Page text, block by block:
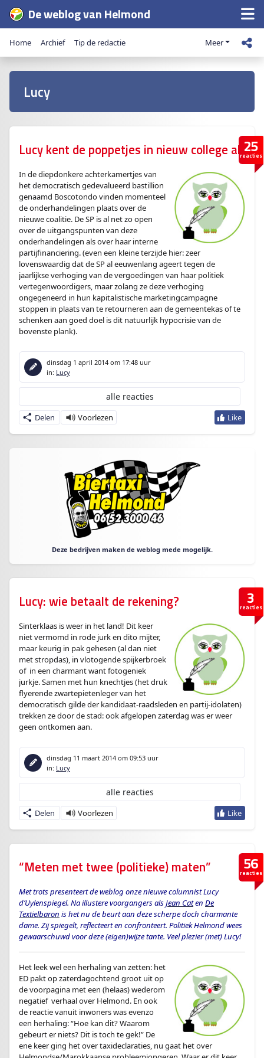
De weblog van Helmond
Home Archief Tip de redactie Meer
Lucy
25
reacties
Lucy kent de poppetjes in nieuw college al
In de diepdonkere achterkamertjes van
het democratisch gedevalueerd bastillion
genaamd Boscotondo vinden momenteel
de onderhandelingen plaats over de
nieuwe coalitie. De SP is al net zo open
over de uitgangspunten van deze
onderhandelingen als over haar interne
partijfinanciering. (even een kleine terzijde hier: zeer
lovenswaardig dat de SP al eeuwenlang ageert tegen de
jaarlijkse verhoging van de vergoedingen van haar politiek
vertegenwoordigers, maar zolang ze deze verhoging
ongegeneerd in hun kapitalistische marketingcampagne
stoppen in plaats van te retourneren aan de gemeentekas of te
schenken aan goed doel is dit natuurlijk hypocrisie van de
bovenste plank).
dinsdag 1 april 2014 om 17:48 uur
in: Lucy
Delen
alle reacties
Deze bedrijven maken de weblog mede mogelijk.
3
reacties
Lucy: wie betaalt de rekening?
Sinterklaas is weer in het land! Dit keer
niet vermomd in rode jurk en dito mijter,
maar keurig in pak gehesen (al dan niet
met stropdas), in vlotogende spijkerbroek
of in een charmant want fotogeniek
jurkje. Samen met hun knechtjes (het druk
flyerende zwartepietenleger van het
democratisch gilde der kandidaat-raadsleden en partij-idolaten)
trekken ze door de stad: ook afgelopen zaterdag was er weer
geen ontkomen aan.
dinsdag 11 maart 2014 om 09:53 uur
in: Lucy
Delen
alle reacties
56
reacties
“Meten met twee (politieke) maten”
Met trots presenteert de weblog onze nieuwe columnist Lucy
d’Uylenspiegel. Na illustere voorgangers alsJean Caten De
Textielbaron is het nu de beurt aan deze scherpe doch charmante
dame. Zij spiegelt, reflecteert en confronteert. Politiek Helmond wees
gewaarschuwd voor deze (eigen)wijze tante. Veel plezier (met) Lucy!
Het leek wel een herhaling van zetten: het
ED pakt op zaterdagochtend groot uit op
de voorpagina met een (helaas) wederom
negatief verhaal over Helmond. En ook
de reactie vanuit inwoners was evenzo
een herhaling: “Hoe kan dit? Waarom
gebeurt er niets? Dit is toch te gek!” De
ene keer ging het over taxideclaraties, nu gaat het over